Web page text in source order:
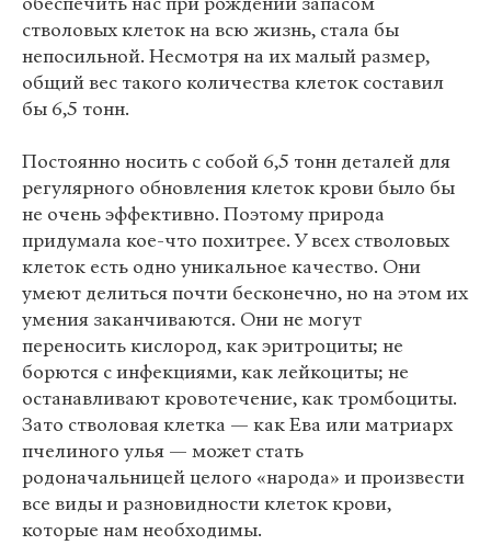
стволовых клеток на всю жизнь, стала бы
непосильной. Несмотря на их малый размер,
общий вес такого количества клеток составил
бы 6,5 тонн.
Постоянно носить с собой 6,5 тонн деталей для
регулярного обновления клеток крови было бы
не очень эффективно. Поэтому природа
придумала кое-что похитрее. У всех стволовых
клеток есть одно уникальное качество. Они
умеют делиться почти бесконечно, но на этом их
умения заканчиваются. Они не могут
переносить кислород, как эритроциты; не
борются с инфекциями, как лейкоциты; не
останавливают кровотечение, как тромбоциты.
Зато стволовая клетка — как Ева или матриарх
пчелиного улья — может стать
родоначальницей целого «народа» и произвести
все виды и разновидности клеток крови,
которые нам необходимы.